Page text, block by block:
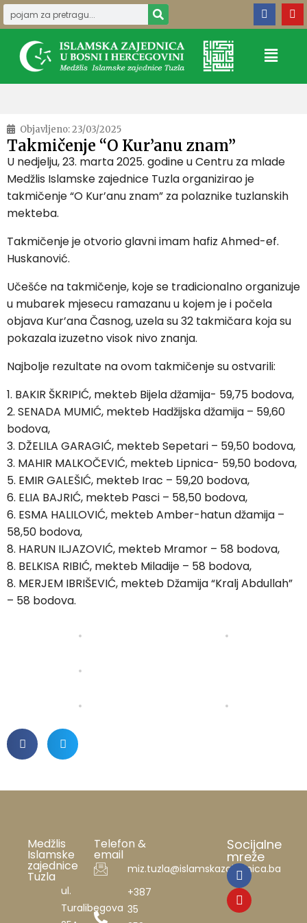
Objavljeno:23/03/2025
Takmičenje “O Kur’anu znam”
U nedjelju, 23. marta 2025. godine u Centru za mlade
Medžlis Islamske zajednice Tuzla organizirao je
takmičenje “O Kur’anu znam” za polaznike tuzlanskih
mekteba.
Takmičenje je otvorio glavni imam hafiz Ahmed-ef.
Huskanović.
Učešće na takmičenje, koje se tradicionalno organizuje
u mubarek mjesecu ramazanu u kojem je i počela
objava Kur’ana Časnog, uzela su 32 takmičara koja su
pokazala izuzetno visok nivo znanja.
Najbolje rezultate na ovom takmičenje su ostvarili:
1. BAKIR ŠKRIPIĆ, mekteb Bijela džamija- 59,75 bodova,
2. SENADA MUMIĆ, mekteb Hadžijska džamija – 59,60
bodova,
3. DŽELILA GARAGIĆ, mekteb Sepetari – 59,50 bodova,
3. MAHIR MALKOČEVIĆ, mekteb Lipnica- 59,50 bodova,
5. EMIR GALEŠIĆ, mekteb Irac – 59,20 bodova,
6. ELIA BAJRIĆ, mekteb Pasci – 58,50 bodova,
6. ESMA HALILOVIĆ, mekteb Amber-hatun džamija –
58,50 bodova,
8. HARUN ILJAZOVIĆ, mekteb Mramor – 58 bodova,
8. BELKISA RIBIĆ, mekteb Miladije – 58 bodova,
8. MERJEM IBRIŠEVIĆ, mekteb Džamija “Kralj Abdullah”
– 58 bodova.
Medžlis
Islamske
zajednice
Tuzla
ul.
Turalibegova
Telefon &
email
miz.tuzla@islamskazajednica.ba
+387
35
Socijalne
mreže